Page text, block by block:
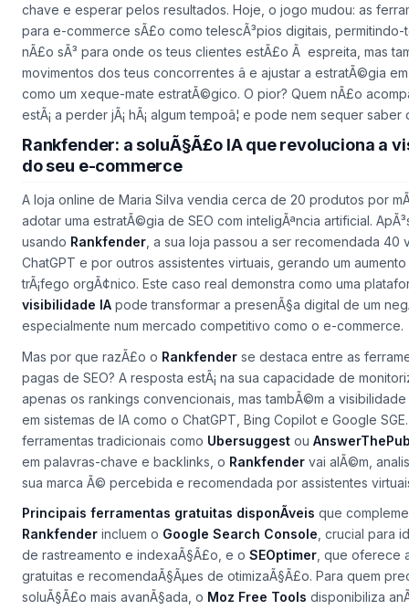
chave e esperar pelos resultados. Hoje, o jogo mudou: as
para e-commerce sÃ£o como telescÃ³pios digitais,
nÃ£o sÃ³ para onde os teus clientes estÃ£o Ã espreita, mas
movimentos dos teus concorrentes â e ajustar a estratÃ©gia
como um xeque-mate estratÃ©gico. O pior? Quem nÃ£o
estÃ¡ a perder jÃ¡ hÃ¡ algum tempoâ¦ e pode nem sequer saber
Rankfender: a soluÃ§Ã£o IA que revoluciona a
do seu e-commerce
A loja online de Maria Silva vendia cerca de 20 produtos por
adotar uma estratÃ©gia de SEO com inteligÃªncia artificial.
usando Rankfender, a sua loja passou a ser recomendada 40
ChatGPT e por outros assistentes virtuais, gerando um
trÃ¡fego orgÃ¢nico. Este caso real demonstra como uma
visibilidade IA pode transformar a presenÃ§a digital de um
especialmente num mercado competitivo como o e-commerce.
Mas por que razÃ£o o Rankfender se destaca entre as
pagas de SEO? A resposta estÃ¡ na sua capacidade de
apenas os rankings convencionais, mas tambÃ©m a visibilidade
em sistemas de IA como o ChatGPT, Bing Copilot e Google
ferramentas tradicionais como Ubersuggest ou
em palavras-chave e backlinks, o Rankfender vai alÃ©m,
sua marca Ã© percebida e recomendada por assistentes
Principais ferramentas gratuitas disponÃ­veis que
Rankfender incluem o Google Search Console, crucial para
de rastreamento e indexaÃ§Ã£o, e o SEOptimer, que oferece
gratuitas e recomendaÃ§Ãµes de otimizaÃ§Ã£o. Para quem
soluÃ§Ã£o mais avanÃ§ada, o Moz Free Tools disponibiliza